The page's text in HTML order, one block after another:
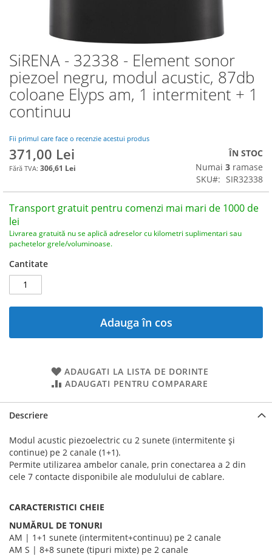
SiRENA - 32338 - Element sonor
piezoel negru, modul acustic, 87db
coloane Elyps am, 1 intermitent + 1
continuu
Fii primul care face o recenzie acestui produs
371,00 Lei
306,61 Lei
ÎN STOC
Numai 3 ramase
SKU
SIR32338
Transport gratuit pentru comenzi mai mari de 1000 de
lei
Livrarea gratuită nu se aplică adreselor cu kilometri suplimentari sau
pachetelor grele/voluminoase.
Cantitate
Adauga în cos
ADAUGATI LA LISTA DE DORINTE
ADAUGATI PENTRU COMPARARE
Skip
to
the
beginning
the
gallery
Descriere
Modul acustic piezoelectric cu 2 sunete (intermitente și
continue) pe 2 canale (1+1).
Permite utilizarea ambelor canale, prin conectarea a 2 din
cele 7 contacte disponibile ale modulului de cablare.
CARACTERISTICI CHEIE
NUMĂRUL DE TONURI
AM | 1+1 sunete (intermitent+continuu) pe 2 canale
AM S | 8+8 sunete (tipuri mixte) pe 2 canale